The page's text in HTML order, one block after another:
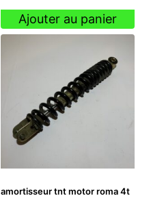
Ajouter au panier
amortisseur tnt motor roma 4t